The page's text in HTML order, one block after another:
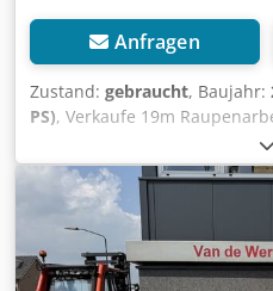
Anfragen
Zustand: gebraucht, Baujahr:
PS), Verkaufe 19m
Raupe ist eine CMC SUP19
seitliche Reichweite! Diesel &
Inklusive Tima
Eintausch von
Anpjck Brutto 40000€ Netto